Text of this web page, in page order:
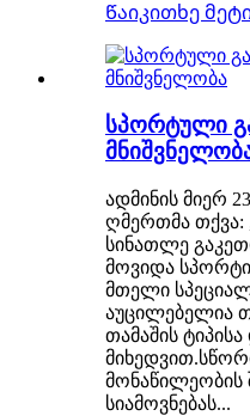
Წაიკითხე
სპორტული
ადმინის მიერ
ღმერთმა თქვა:
სინათლე
მოვიდა
მთელი
აუცილებელია
თამაშის
მონაწილეობის
სიამოვნებას...